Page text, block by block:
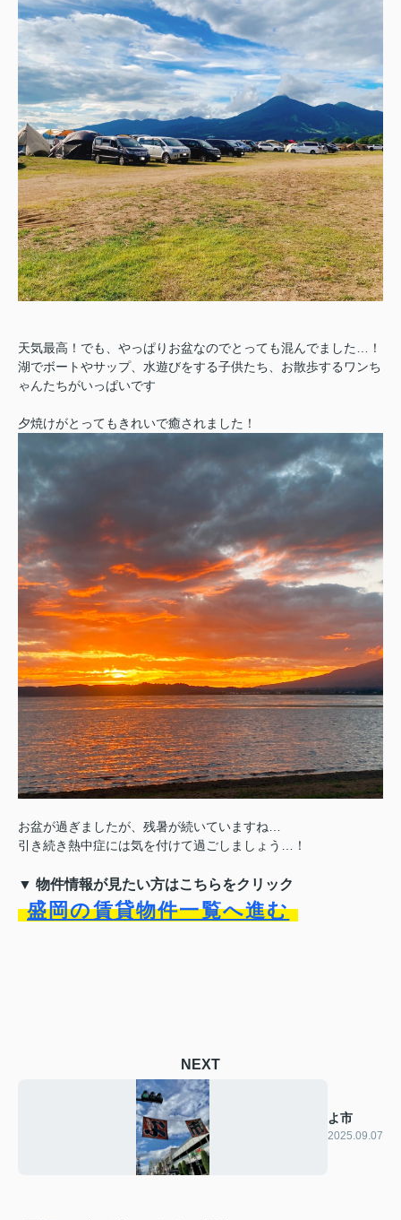
天気最高！でも、やっぱりお盆なのでとっても混んでました…！
湖でボートやサップ、水遊びをする子供たち、お散歩するワンち
ゃんたちがいっぱいです
夕焼けがとってもきれいで癒されました！
お盆が過ぎましたが、残暑が続いていますね…
引き続き熱中症には気を付けて過ごしましょう…！
▼ 物件情報が見たい方はこちらをクリック
盛岡の賃貸物件一覧へ進む
NEXT
よ市
2025.09.07